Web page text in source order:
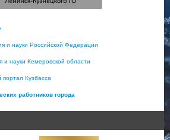
и науки Российской Федерации
и науки Кемеровской области
Кузбасса
работников города